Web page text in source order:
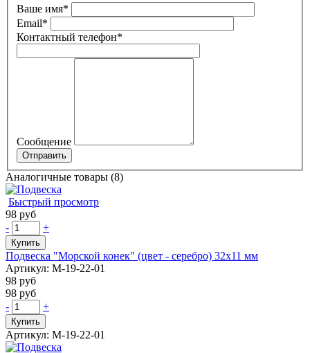
Ваше имя*
Email*
Контактный телефон*
Сообщение
Аналогичные товары (8)
Быстрый просмотр
98 руб
-
+
Купить
Подвеска "Морской конек" (цвет - серебро) 32х11 мм
Артикул: М-19-22-01
98 руб
98 руб
-
+
Купить
Артикул: М-19-22-01